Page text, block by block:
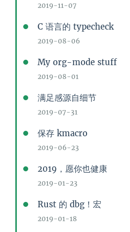
2019-11-07
C 语言的 typecheck
2019-08-06
My org-mode stuff
2019-08-01
满足感源自细节
2019-07-31
保存 kmacro
2019-06-23
2019，愿你也健康
2019-01-23
Rust 的 dbg！宏
2019-01-18